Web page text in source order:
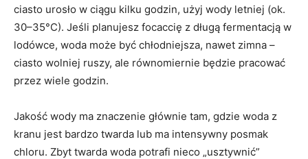
ciasto urosło w ciągu kilku godzin, użyj wody letniej (ok.
30–35°C). Jeśli planujesz focaccię z długą fermentacją w
lodówce, woda może być chłodniejsza, nawet zimna –
ciasto wolniej ruszy, ale równomiernie będzie pracować
przez wiele godzin.
Jakość wody ma znaczenie głównie tam, gdzie woda z
kranu jest bardzo twarda lub ma intensywny posmak
chloru. Zbyt twarda woda potrafi nieco „usztywnić”